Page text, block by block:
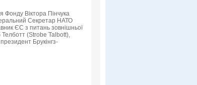
Фонду Віктора Пінчука
Секретар НАТО
ЄС з питань зовнішньої
Телботт (Strobe Talbott),
Брукінгз-